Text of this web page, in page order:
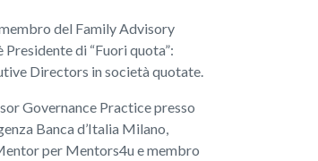
del Family Advisory
di “Fuori quota”:
Directors in società quotate.
Governance Practice presso
Banca d’Italia Milano,
per Mentors4u e membro